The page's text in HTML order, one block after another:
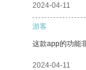
2024-04-11
游客
这款app的功能
2024-04-11